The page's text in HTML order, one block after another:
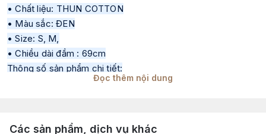
• Chất liệu: THUN COTTON
• Màu sắc: ĐEN
• Size: S, M,
• Chiều dài đầm : 69cm
Thông số sản phẩm chi tiết:
• Size S: ngực dưới 82 cm, eo dưới 64 cm
Đọc thêm nội dung
Các sản phẩm, dịch vụ khác